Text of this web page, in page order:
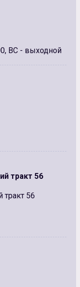
ВС - выходной
тракт 56
56